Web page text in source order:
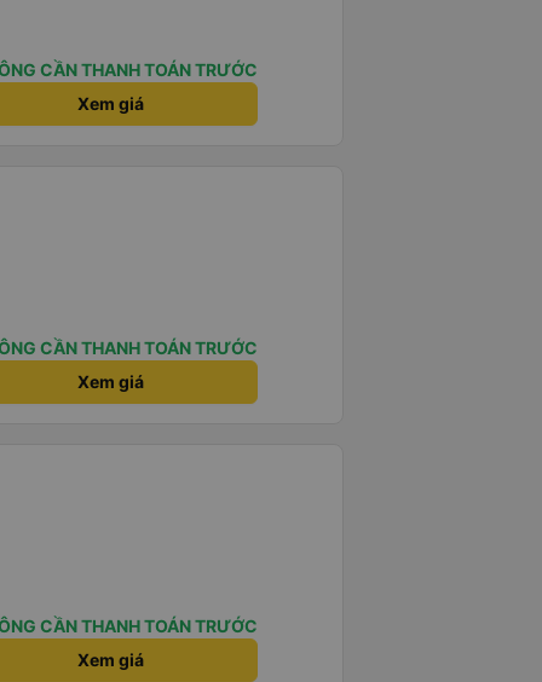
CẦN THANH TOÁN TRƯỚC
Xem giá
CẦN THANH TOÁN TRƯỚC
Xem giá
CẦN THANH TOÁN TRƯỚC
Xem giá